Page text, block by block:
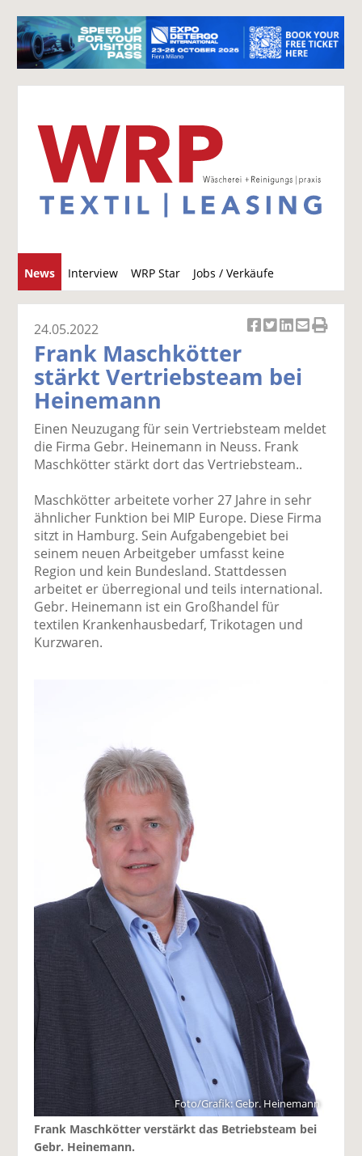
News Interview WRP Star Jobs / Verkäufe
u
c
k
uf
F
ac
b
o
o
k
te
il
e
n
wi
tt
er
k
uf
Li
n
e
di
n
te
il
e
n
k
er
E
m
l
v
d
n
ru
24.05.2022
Frank Maschkötter
stärkt Vertriebsteam bei
Heinemann
Einen Neuzugang für sein Vertriebsteam meldet
die Firma Gebr. Heinemann in Neuss. Frank
Maschkötter stärkt dort das Vertriebsteam..
Maschkötter arbeitete vorher 27 Jahre in sehr
ähnlicher Funktion bei MIP Europe. Diese Firma
sitzt in Hamburg. Sein Aufgabengebiet bei
seinem neuen Arbeitgeber umfasst keine
Region und kein Bundesland. Stattdessen
arbeitet er überregional und teils international.
Gebr. Heinemann ist ein Großhandel für
textilen Krankenhausbedarf, Trikotagen und
Kurzwaren.
Foto/Grafik: Gebr. Heinemann
Frank Maschkötter verstärkt das Betriebsteam bei
Gebr. Heinemann.